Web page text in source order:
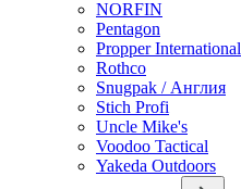
NORFIN
Pentagon
Propper International
Rothco
Snugpak / Англия
Stich Profi
Uncle Mike's
Voodoo Tactical
Yakeda Outdoors